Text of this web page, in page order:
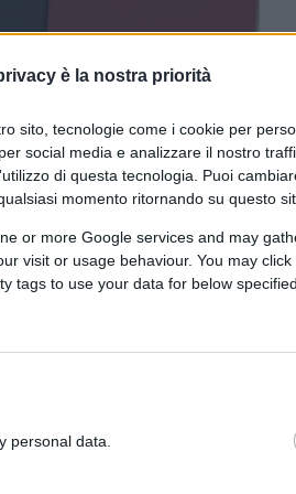
è la nostra priorità
sito, tecnologie come i cookie per
social media e analizzare il nostro
di questa tecnologia. Puoi
momento ritornando su questo
or more Google services and may
visit or usage behaviour. You may
tags to use your data for below
personal data.
CLICCA QUI
recuperando
che nega
scoperto